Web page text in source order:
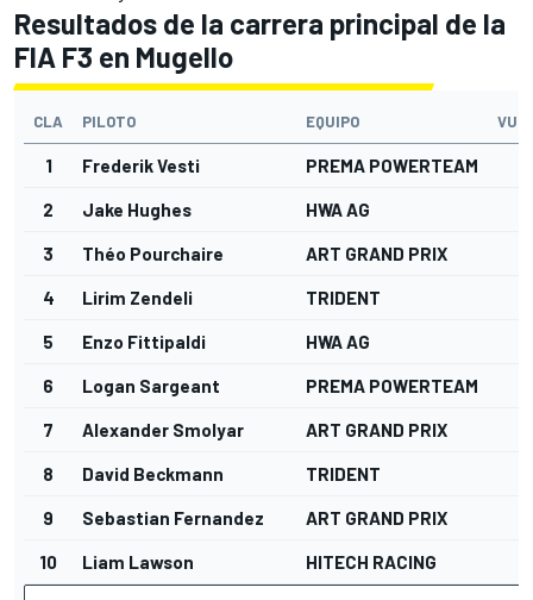
Resultados de la carrera principal de la
FIA F3 en Mugello
CLA PILOTO EQUIPO
1 Frederik Vesti PREMA POWERTEAM
2 Jake Hughes HWA AG
3 Théo Pourchaire ART GRAND PRIX
4 Lirim Zendeli TRIDENT
5 Enzo Fittipaldi HWA AG
6 Logan Sargeant PREMA POWERTEAM
7 Alexander Smolyar ART GRAND PRIX
8 David Beckmann TRIDENT
9 Sebastian Fernandez ART GRAND PRIX
10 Liam Lawson HITECH RACING